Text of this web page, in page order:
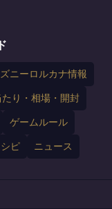
ニーロルカナ情報
たり・相場・開封
ゲームルール
ピ ニュース